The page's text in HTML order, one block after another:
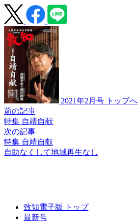
2021年2月号 トップへ
前の記事
特集 自靖自献
次の記事
特集 自靖自献
自助なくして地域再生なし
致知電子版 トップ
最新号